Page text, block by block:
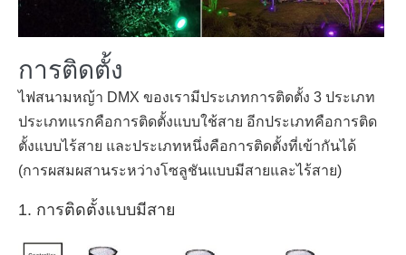
การติดตั้ง
ไฟสนามหญ้า DMX ของเรามีประเภทการติดตั้ง 3 ประเภท
ประเภทแรกคือการติดตั้งแบบใช้สาย อีกประเภทคือการติด
ตั้งแบบไร้สาย และประเภทหนึ่งคือการติดตั้งที่เข้ากันได้
(การผสมผสานระหว่างโซลูชันแบบมีสายและไร้สาย)
1. การติดตั้งแบบมีสาย